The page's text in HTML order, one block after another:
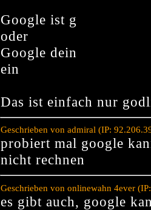
Google ist g
oder
Google dein
ein
Das ist einfach nur
Geschrieben von admiral (IP:
probiert mal google
nicht rechnen
Geschrieben von onlinewahn 4ever
es gibt auch, google